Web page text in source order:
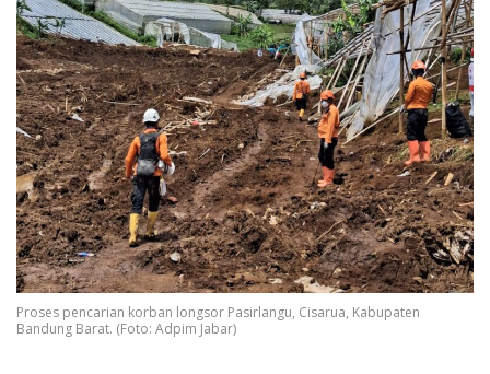
Proses pencarian korban longsor Pasirlangu, Cisarua, Kabupaten
Bandung Barat. (Foto: Adpim Jabar)